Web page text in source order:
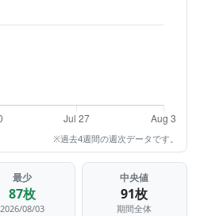
※過去4週間の週次データです。
最少
87枚
2026/08/03
中央値
91枚
期間全体